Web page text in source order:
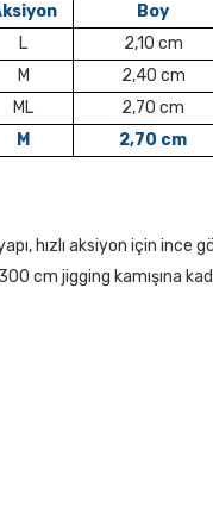
Boy
L 2,10 cm
M 2,40 cm
ML 2,70 cm
M 2,70 cm
hızlı aksiyon için
cm jigging kamışına